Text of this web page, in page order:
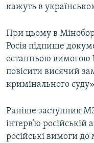
кажуть в
При цьому в
Росія підпише
останньою вимогою
повісити висячий
кримінального
Раніше заступник
інтерв’ю російській
російські вимоги до